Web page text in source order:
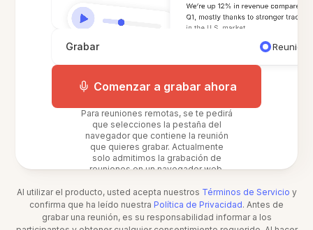
Grabar Reunión
Comenzar a grabar ahora
Para reuniones remotas, se te pedirá
que selecciones la pestaña del
navegador que contiene la reunión
que quieres grabar. Actualmente
solo admitimos la grabación de
reuniones en un navegador web.
Al utilizar el producto, usted acepta nuestros Términos de Servicio y
confirma que ha leído nuestra Política de Privacidad. Antes de
grabar una reunión, es su responsabilidad informar a los